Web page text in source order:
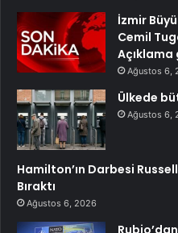
İzmir
Cemil
Açıklama
Ağustos 6,
Ülkede
Ağustos 6,
Hamilton’ın Darbesi
Bıraktı
Ağustos 6, 2026